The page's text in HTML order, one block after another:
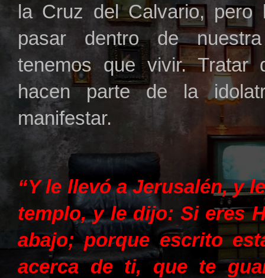
la Cruz del Calvario,
pasar dentro de
tenemos que vivir. Tratar
hacen parte de la
manifestar.
“Y le llevó a Jerusalén, y
templo, y le dijo: Si eres
abajo; porque escrito
acerca de ti, que te